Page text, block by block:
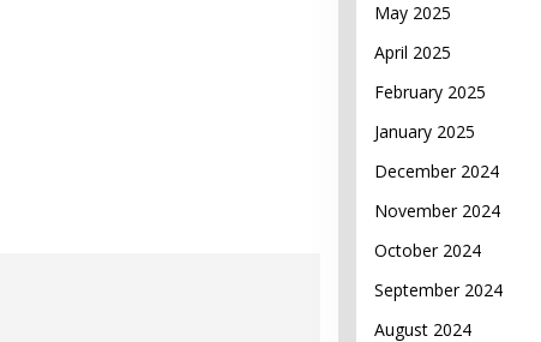
May 2025
April 2025
February 2025
January 2025
December 2024
November 2024
October 2024
September 2024
August 2024